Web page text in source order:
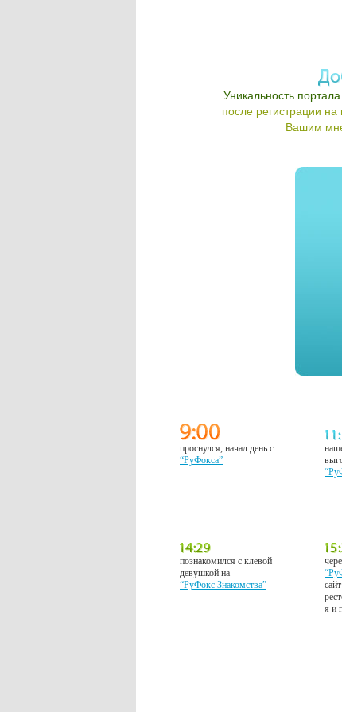
Уникальность
после регистрации на
Вашим
проснулся, начал день с
“РуФокса”
познакомился с клевой
девушкой на
“РуФокс Знакомства”
я и